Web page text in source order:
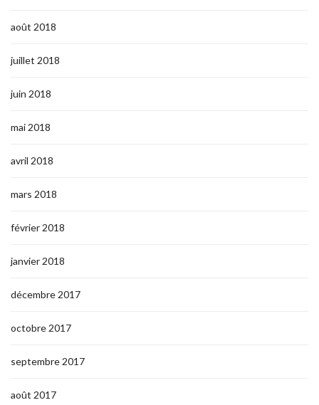
août 2018
juillet 2018
juin 2018
mai 2018
avril 2018
mars 2018
février 2018
janvier 2018
décembre 2017
octobre 2017
septembre 2017
août 2017